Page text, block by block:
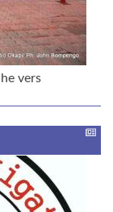
vers